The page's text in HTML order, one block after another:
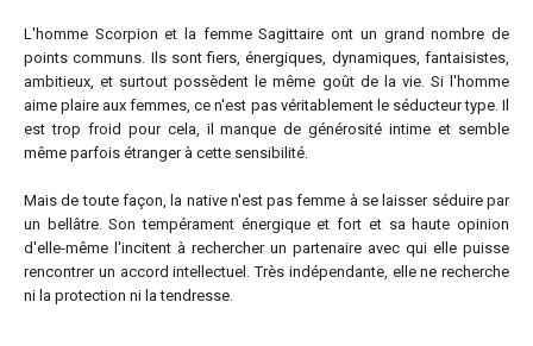
L'homme Scorpion et la femme Sagittaire ont un grand nombre de
points communs. Ils sont fiers, énergiques, dynamiques, fantaisistes,
ambitieux, et surtout possèdent le même goût de la vie. Si l'homme
aime plaire aux femmes, ce n'est pas véritablement le séducteur type. Il
est trop froid pour cela, il manque de générosité intime et semble
même parfois étranger à cette sensibilité.
Mais de toute façon, la native n'est pas femme à se laisser séduire par
un bellâtre. Son tempérament énergique et fort et sa haute opinion
d'elle-même l'incitent à rechercher un partenaire avec qui elle puisse
rencontrer un accord intellectuel. Très indépendante, elle ne recherche
ni la protection ni la tendresse.